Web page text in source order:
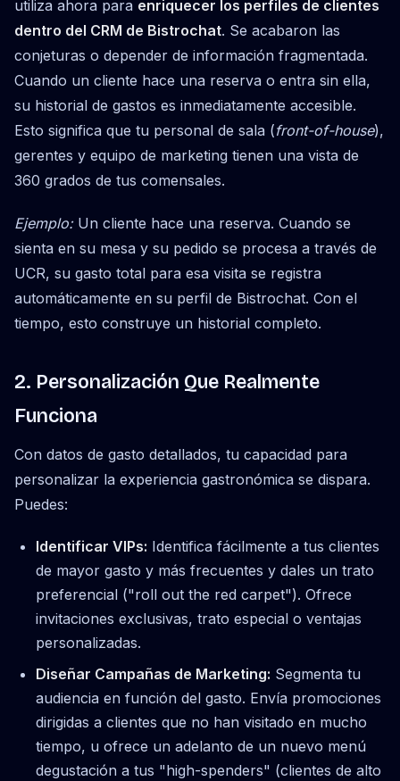
utiliza ahora para enriquecer los perfiles de clientes
dentro del CRM de Bistrochat. Se acabaron las
conjeturas o depender de información fragmentada.
Cuando un cliente hace una reserva o entra sin ella,
su historial de gastos es inmediatamente accesible.
Esto significa que tu personal de sala (front-of-house),
gerentes y equipo de marketing tienen una vista de
360 grados de tus comensales.
Ejemplo:Un cliente hace una reserva. Cuando se
sienta en su mesa y su pedido se procesa a través de
UCR, su gasto total para esa visita se registra
automáticamente en su perfil de Bistrochat. Con el
tiempo, esto construye un historial completo.
2. Personalización Que Realmente
Funciona
Con datos de gasto detallados, tu capacidad para
personalizar la experiencia gastronómica se dispara.
Puedes:
Identificar VIPs: Identifica fácilmente a tus clientes
de mayor gasto y más frecuentes y dales un trato
preferencial ("roll out the red carpet"). Ofrece
invitaciones exclusivas, trato especial o ventajas
personalizadas.
Diseñar Campañas de Marketing: Segmenta tu
audiencia en función del gasto. Envía promociones
dirigidas a clientes que no han visitado en mucho
tiempo, u ofrece un adelanto de un nuevo menú
degustación a tus "high-spenders" (clientes de alto